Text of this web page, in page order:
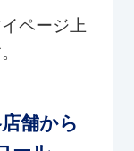
ページ上
舗から